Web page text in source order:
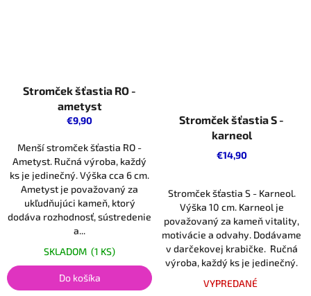
Stromček šťastia RO -
ametyst
€9,90
Menší stromček šťastia RO -
Ametyst. Ručná výroba, každý
ks je jedinečný. Výška cca 6 cm.
Ametyst je považovaný za
ukľudňujúci kameň, ktorý
dodáva rozhodnosť, sústredenie
a...
SKLADOM (1 KS)
Do košíka
Stromček šťastia S -
karneol
€14,90
Stromček šťastia S - Karneol.
Výška 10 cm. Karneol je
považovaný za kameň vitality,
motivácie a odvahy. Dodávame
v darčekovej krabičke. Ručná
výroba, každý ks je jedinečný.
VYPREDANÉ